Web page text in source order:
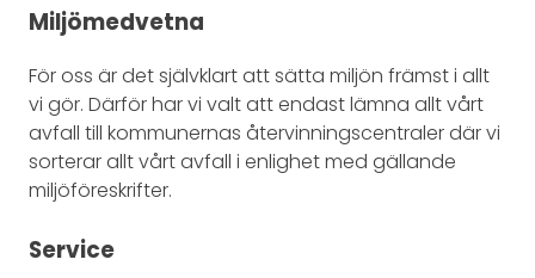
Miljömedvetna
För oss är det självklart att sätta miljön främst i allt
vi gör. Därför har vi valt att endast lämna allt vårt
avfall till kommunernas återvinningscentraler där vi
sorterar allt vårt avfall i enlighet med gällande
miljöföreskrifter.
Service